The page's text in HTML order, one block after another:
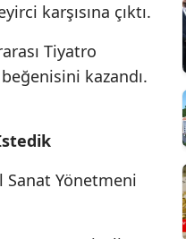
karşısına çıktı.
Tiyatro
kazandı.
Sanat Yönetmeni